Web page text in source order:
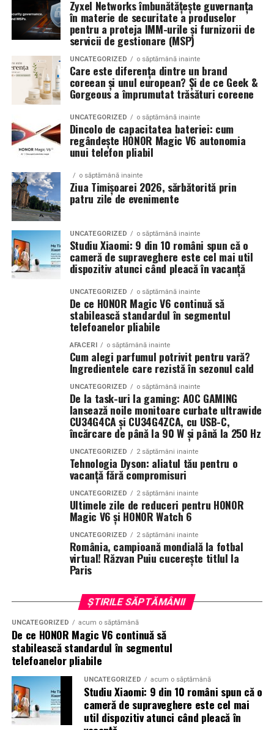
aceste elemente sunt integrate corect, rezultatele devin
mai stabile și mai predictibile.
Pe termen lung, beneficiile sunt evidente. Crește
numărul de clienți, se consolidează reputația brandului
și se dezvoltă relații mai puternice cu publicul. În plus,
investițiile realizate în mediul online produc efecte care
se acumulează și generează valoare constantă.
Companiile care tratează mediul digital ca pe un activ
strategic observă frecvent creșteri ale veniturilor și o
stabilitate și creează premisele unei dezvoltări
sustenabile.
În concluzie, integrarea unui website performant cu
optimizarea și promovarea eficientă reprezintă una
dintre cele mai profitabile direcții de dezvoltare pentru
orice afacere care dorește să își crească numărul de
(Advertorial AI)
Dacă preferi parfumurile fresh, luminoase și energice, La
La Lime este alegerea potrivită.
Parfumul este construit în jurul lime-ului peruvian,
completat de un acord de lenjerie proaspăt spălată și
Akigalawood, o notă lemnoasă modernă care oferă
profunzime și persistență. Rezultatul este un parfum
vibrant, contemporan și ușor de purtat în orice moment
al zilei.
Tropic Thunder– vacanța într-o sticlă
Pentru cei care preferă parfumurile mai calde și
diferită.
Smochina coaptă, laptele de cocos și lemnul de santal
soare și de energia destinațiilor tropicale. Este un
parfum care îmbină prospețimea fructelor cu confortul
notelor cremoase și lemnoase, fiind ideal pentru serile
Parfumuri create fără limite
La La Lime , cât șiTropic Thunder fac parte din
, prima colecție Oriflame inspirată din parfumeria
Colecția a fost dezvoltată în colaborare cu Givaudan și
cu noua generație de parfumieri ai școlii sale de
parfumerie. În cadrul unui proiect unic, aceștia au
primit aceeași provocare: să creeze fără reguli, fără
constrângeri comerciale și fără limitări de cost.
Rezultatul este o colecție de parfumuri moderne,
construite în jurul creativității și al ingredientelor
parfumul din sticlă, Oriflame a lansat și o serie
episoade disponibile pe YouTube, unde poate fi urmărit
întregul proces de creație, de la inspirație și alegerea
ingredientelor până la competiția dintre parfumieri.
Ce parfum alegi vara?
Dacă îți plac parfumurile proaspete, citrice și energice,
ingredientele precum lime-ul sunt alegerea ideală. Dacă
preferi aromele calde, exotice și cu personalitate, notele
de smochină, cocos și lemn de santal sunt perfecte
Zyxel Networks îmbunătățește guvernanța
în materie de securitate a produselor
pentru a proteja IMM-urile și furnizorii de
servicii de gestionare (MSP)
UNCATEGORIZED o săptămână inainte
Care este diferența dintre un brand
coreean și unul european? Și de ce Geek &
Gorgeous a împrumutat trăsături coreene
UNCATEGORIZED o săptămână inainte
Dincolo de capacitatea bateriei: cum
regândește HONOR Magic V6 autonomia
unui telefon pliabil
o săptămână inainte
Ziua Timișoarei 2026, sărbătorită prin
patru zile de evenimente
UNCATEGORIZED o săptămână inainte
Studiu Xiaomi: 9 din 10 români spun că o
cameră de supraveghere este cel mai util
dispozitiv atunci când pleacă în vacanță
UNCATEGORIZED o săptămână inainte
De ce HONOR Magic V6 continuă să
stabilească standardul în segmentul
telefoanelor pliabile
AFACERI o săptămână inainte
Cum alegi parfumul potrivit pentru vară?
Ingredientele care rezistă în sezonul cald
UNCATEGORIZED o săptămână inainte
De la task-uri la gaming: AOC GAMING
lansează noile monitoare curbate ultrawide
CU34G4CA și CU34G4ZCA, cu USB-C,
încărcare de până la 90 W și până la 250 Hz
UNCATEGORIZED 2 săptămâni inainte
Tehnologia Dyson: aliatul tău pentru o
vacanță fără compromisuri
UNCATEGORIZED 2 săptămâni inainte
Ultimele zile de reduceri pentru HONOR
Magic V6 și HONOR Watch 6
UNCATEGORIZED 2 săptămâni inainte
România, campioană mondială la fotbal
virtual! Răzvan Puiu cucerește titlul la
Paris
ȘTIRILE SĂPTĂMÂNII
UNCATEGORIZED acum o săptămână
De ce HONOR Magic V6 continuă să
stabilească standardul în segmentul
telefoanelor pliabile
UNCATEGORIZED acum o săptămână
Studiu Xiaomi: 9 din 10 români spun că o
cameră de supraveghere este cel mai
util dispozitiv atunci când pleacă în